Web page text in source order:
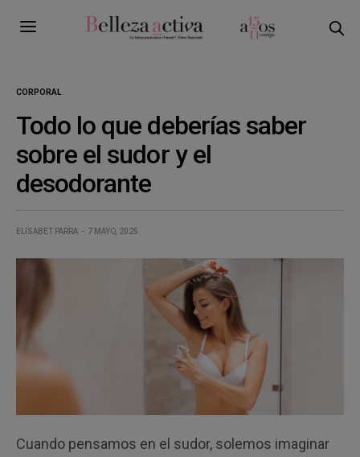
CORPORAL
Todo lo que deberías saber
sobre el sudor y el
desodorante
ELISABET PARRA 7 MAYO, 2025
Cuando pensamos en el sudor, solemos imaginar